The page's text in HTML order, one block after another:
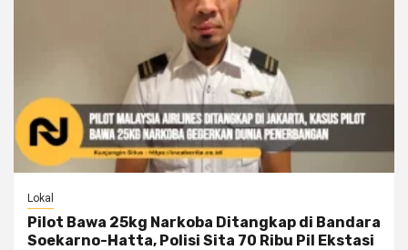
Lokal
Pilot Bawa 25kg Narkoba Ditangkap di Bandara
Soekarno-Hatta, Polisi Sita 70 Ribu Pil Ekstasi